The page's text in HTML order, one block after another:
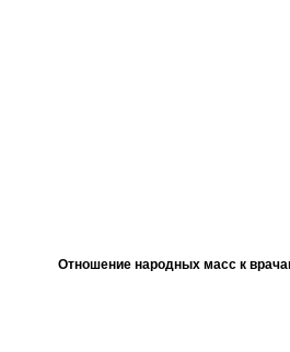
Отношение народных масс к